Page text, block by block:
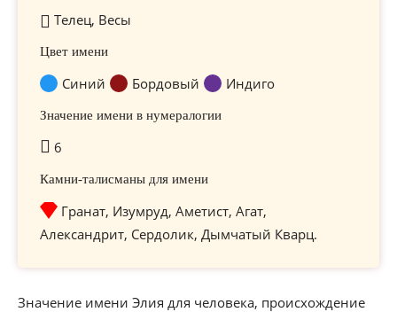
Телец, Весы
Цвет имени
Синий Бордовый Индиго
Значение имени в нумералогии
6
Камни-талисманы для имени
Гранат, Изумруд, Аметист, Агат,
Александрит, Сердолик, Дымчатый Кварц.
Значение имени Элия для человека, происхождение